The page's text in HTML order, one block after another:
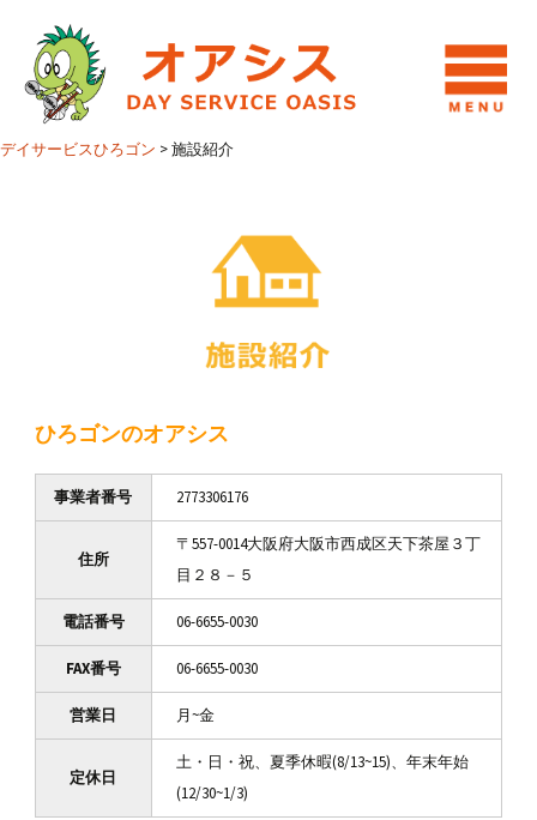
デイサービスひろゴン >施設紹介
ひろゴンのオアシス
事業者番号 2773306176
住所
〒557-0014大阪府大阪市西成区天下茶屋３丁
目２８－５
電話番号 06-6655-0030
FAX番号 06-6655-0030
営業日 月~金
定休日
土・日・祝、夏季休暇(8/13~15)、年末年始
(12/30~1/3)